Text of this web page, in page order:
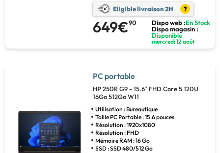
Eligible livraison 2H ?
649€90 Dispo web :En Stock
Dispo magasin :
Disponible
mercredi 12 août
PC portable
HP250R G9 - 15.6" FHD Core 5 120U
16Go 512Go W11
Utilisation : Bureautique
Taille PC Portable : 15.6 pouces
Résolution : 1920x1080
Résolution : FHD
Mémoire RAM : 16 Go
SSD : SSD 480/512 Go